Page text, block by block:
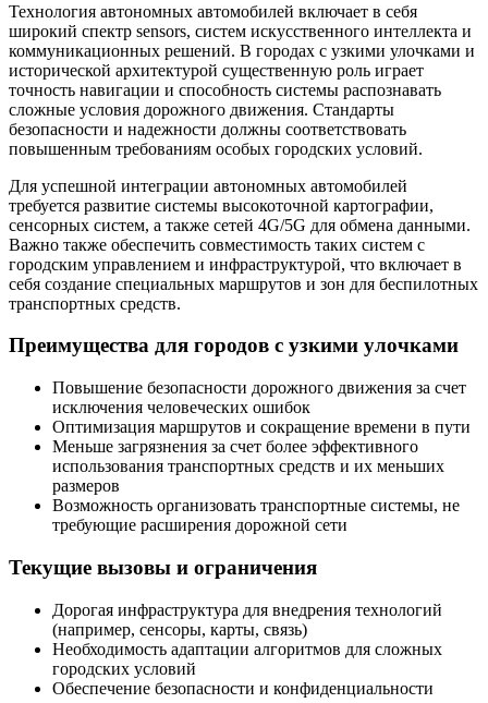
Технология автономных автомобилей включает в себя
широкий спектр sensors, систем искусственного интеллекта и
коммуникационных решений. В городах с узкими улочками и
исторической архитектурой существенную роль играет
точность навигации и способность системы распознавать
сложные условия дорожного движения. Стандарты
безопасности и надежности должны соответствовать
повышенным требованиям особых городских условий.
Для успешной интеграции автономных автомобилей
требуется развитие системы высокоточной картографии,
сенсорных систем, а также сетей 4G/5G для обмена данными.
Важно также обеспечить совместимость таких систем с
городским управлением и инфраструктурой, что включает в
себя создание специальных маршрутов и зон для беспилотных
транспортных средств.
Преимущества для городов с узкими улочками
Повышение безопасности дорожного движения за счет
исключения человеческих ошибок
Оптимизация маршрутов и сокращение времени в пути
Меньше загрязнения за счет более эффективного
использования транспортных средств и их меньших
размеров
Возможность организовать транспортные системы, не
требующие расширения дорожной сети
Текущие вызовы и ограничения
Дорогая инфраструктура для внедрения технологий
(например, сенсоры, карты, связь)
Необходимость адаптации алгоритмов для сложных
городских условий
Обеспечение безопасности и конфиденциальности